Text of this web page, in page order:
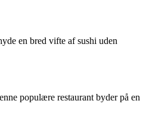
en bred vifte af sushi uden
populære restaurant byder på en